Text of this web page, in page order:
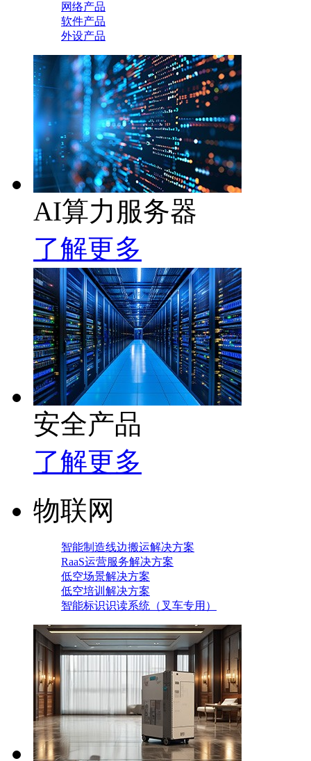
网络产品
软件产品
外设产品
AI算力服务器
了解更多
安全产品
了解更多
物联网
智能制造线边搬运解决方案
RaaS运营服务解决方案
低空场景解决方案
低空培训解决方案
智能标识识读系统（叉车专用）